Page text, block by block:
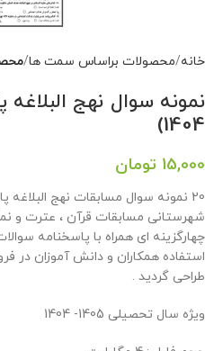
خانه محصولات براساس سمت ها
1404)
15,000 تومان
20 نمونه سوال مسابقات نهج
چهارگزینه ای همراه با پاسخنامه
استفاده همکاران و دانش آموزان در
طراحی گردید .
ویژه سال تحصیلی 1405- 1404